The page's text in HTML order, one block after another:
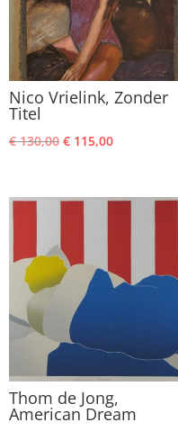
Nico Vrielink, Zonder
Titel
€130,00 Oorspronkelijke
€ 115,00Huidige
Thom de Jong,
American Dream